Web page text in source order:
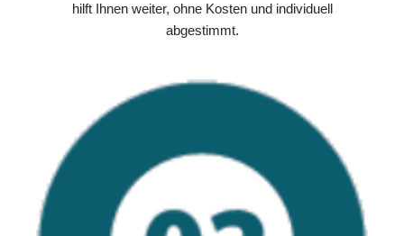
hilft Ihnen weiter, ohne Kosten und individuell
abgestimmt.